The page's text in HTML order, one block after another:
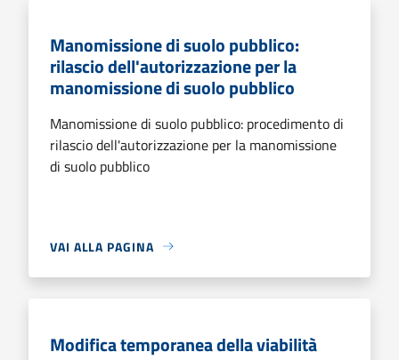
Manomissione di suolo pubblico:
rilascio dell'autorizzazione per la
manomissione di suolo pubblico
Manomissione di suolo pubblico: procedimento di
rilascio dell'autorizzazione per la manomissione
di suolo pubblico
VAI ALLA PAGINA
Modifica temporanea della viabilità